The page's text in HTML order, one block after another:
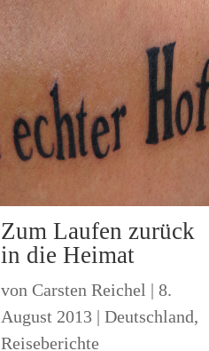
Zum Laufen zurück
in die Heimat
vonCarsten Reichel |8.
August 2013 |Deutschland,
Reiseberichte